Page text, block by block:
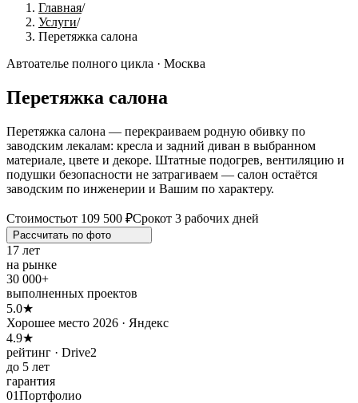
Главная/
Услуги/
Перетяжка салона
Автоателье полного цикла · Москва
Перетяжка салона
Перетяжка салона — перекраиваем родную обивку по
заводским лекалам: кресла и задний диван в выбранном
материале, цвете и декоре. Штатные подогрев, вентиляцию и
подушки безопасности не затрагиваем — салон остаётся
заводским по инженерии и Вашим по характеру.
Стоимостьот 109 500 ₽Срокот 3 рабочих дней
Рассчитать по фото
17 лет
на рынке
30 000+
выполненных проектов
5.0★
Хорошее место 2026 · Яндекс
4.9★
рейтинг · Drive2
до 5 лет
гарантия
01Портфолио